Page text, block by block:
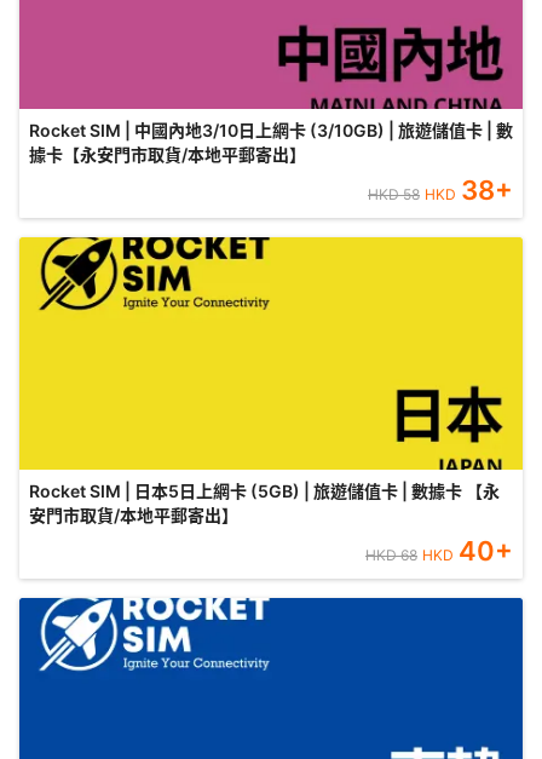
Rocket SIM | 中國內地3/10日上網卡 (3/10GB) | 旅遊儲值卡 | 數
據卡【永安門市取貨/本地平郵寄出】
HKD58 HKD 38+
Rocket SIM | 日本5日上網卡 (5GB) | 旅遊儲值卡 | 數據卡 【永
安門市取貨/本地平郵寄出】
HKD68 HKD 40+